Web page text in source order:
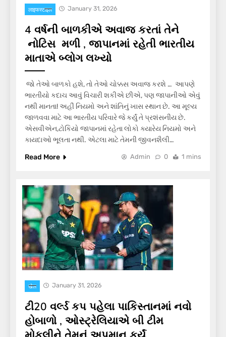
लाइफस्टाइल January 31, 2026
4 વર્ષની બાળકીએ અવાજ કરતાં તેને
નોટિસ મળી , જાપાનમાં રહેતી ભારતીય
માતાએ બ્લોગ લખ્યો
જો તેઓ બાળકો હશે, તો તેઓ ચોક્કસ અવાજ કરશે … આપણે
ભારતીયો કદાચ આવું વિચારી શકીએ છીએ, પણ જાપાનીઓ એવું
નથી માનતા! અહીં નિયમો અને શાંતિનું ખાસ સ્થાન છે. આ મૂલ્ય
જાળવવા માટે આ ભારતીય પરિવારે જે કર્યું તે પ્રશંસનીય છે.
એસવીએન,ટોકિયો જાપાનમાં રહેતા લોકો ક્યારેય નિયમો અને
કાયદાઓ ભૂલતા નથી. એટલા માટે તેમની જીવનશૈલી…
Read More
Admin 0 1 mins
खेल January 31, 2026
ટી20 વર્લ્ડ કપ પહેલા પાકિસ્તાનમાં નવો
હોબાળો , ઓસ્ટ્રેલિયાએ બી ટીમ